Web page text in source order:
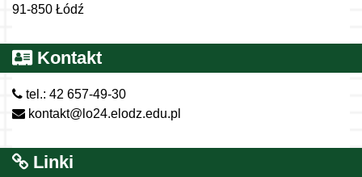
91-850 Łódź
Kontakt
tel.: 42 657-49-30
kontakt@lo24.elodz.edu.pl
Linki